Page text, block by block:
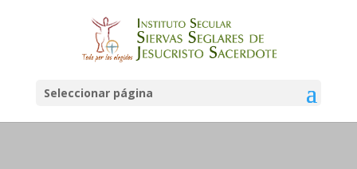
Seleccionar página
Noticias